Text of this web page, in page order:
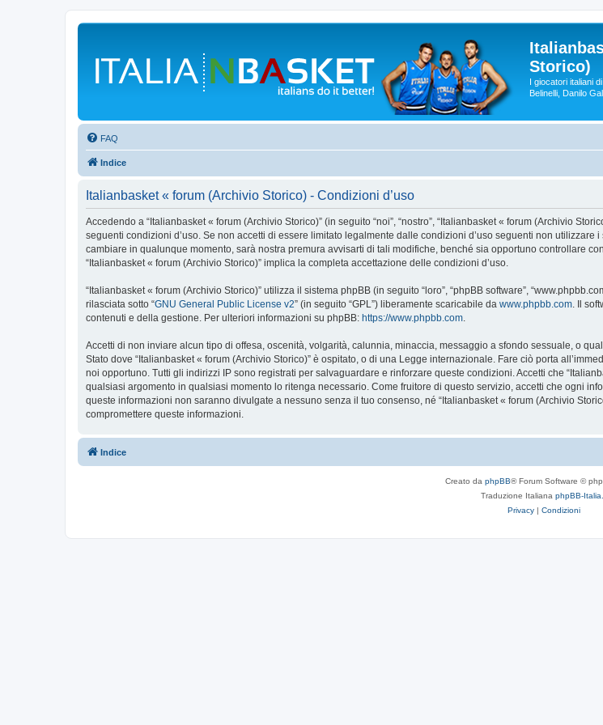
Storico)
I giocatori italiani
Belinelli, Danilo
FAQ
Indice
Italianbasket « forum (Archivio Storico) - Condizioni d’uso
Accedendo a “Italianbasket « forum (Archivio Storico)” (in seguito “noi”, “nostro”, “Italianbasket « forum (Archivio
seguenti condizioni d’uso. Se non accetti di essere limitato legalmente dalle condizioni d’uso seguenti non utilizzare
cambiare in qualunque momento, sarà nostra premura avvisarti di tali modifiche, benché sia opportuno controllare
“Italianbasket « forum (Archivio Storico)” implica la completa accettazione delle condizioni d’uso.
“Italianbasket « forum (Archivio Storico)” utilizza il sistema phpBB (in seguito “loro”, “phpBB software”,
rilasciata sotto “GNU General Public License v2” (in seguito “GPL”) liberamente scaricabile da www.phpbb.com. Il
contenuti e della gestione. Per ulteriori informazioni su phpBB: https://www.phpbb.com.
Accetti di non inviare alcun tipo di offesa, oscenità, volgarità, calunnia, minaccia, messaggio a sfondo sessuale, o
Stato dove “Italianbasket « forum (Archivio Storico)” è ospitato, o di una Legge internazionale. Fare ciò porta
noi opportuno. Tutti gli indirizzi IP sono registrati per salvaguardare e rinforzare queste condizioni. Accetti che
qualsiasi argomento in qualsiasi momento lo ritenga necessario. Come fruitore di questo servizio, accetti che ogni
queste informazioni non saranno divulgate a nessuno senza il tuo consenso, né “Italianbasket « forum (Archivio
compromettere queste informazioni.
Indice
Creato da phpBB® Forum Software ©
Traduzione Italiana phpBB-
Privacy | Condizioni